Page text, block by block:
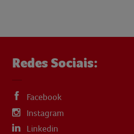
Redes Sociais:
Facebook
Instagram
Linkedin